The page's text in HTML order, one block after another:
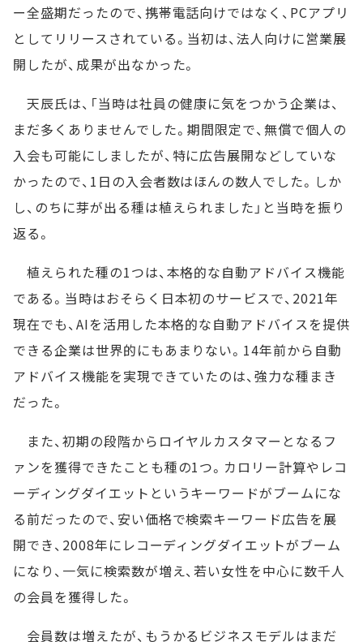
ー全盛期だったので、携帯電話向けではなく、PCアプリ
としてリリースされている。当初は、法人向けに営業展
開したが、成果が出なかった。
天辰氏は、「当時は社員の健康に気をつかう企業は、
まだ多くありませんでした。期間限定で、無償で個人の
入会も可能にしましたが、特に広告展開などしていな
かったので、1日の入会者数はほんの数人でした。しか
し、のちに芽が出る種は植えられました」と当時を振り
返る。
植えられた種の1つは、本格的な自動アドバイス機能
である。当時はおそらく日本初のサービスで、2021年
現在でも、AIを活用した本格的な自動アドバイスを提供
できる企業は世界的にもあまりない。14年前から自動
アドバイス機能を実現できていたのは、強力な種まき
だった。
また、初期の段階からロイヤルカスタマーとなるフ
ァンを獲得できたことも種の1つ。カロリー計算やレコ
ーディングダイエットというキーワードがブームにな
る前だったので、安い価格で検索キーワード広告を展
開でき、2008年にレコーディングダイエットがブーム
になり、一気に検索数が増え、若い女性を中心に数千人
の会員を獲得した。
会員数は増えたが、もうかるビジネスモデルはまだ